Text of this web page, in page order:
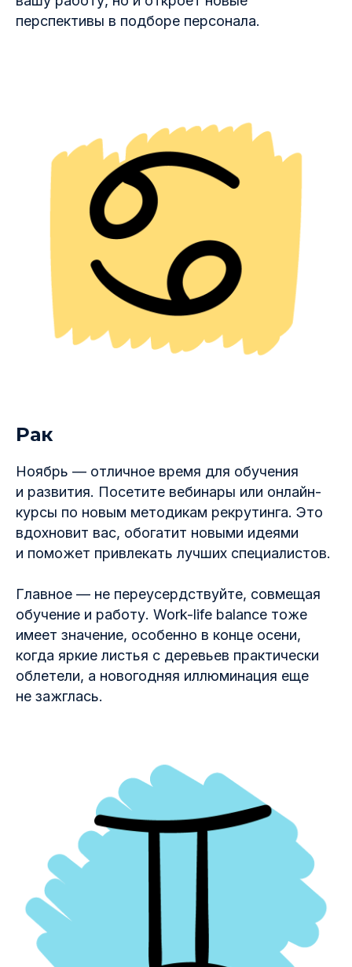
перспективы в подборе персонала.
Рак
Ноябрь — отличное время для обучения
и развития. Посетите вебинары или онлайн-
курсы по новым методикам рекрутинга. Это
вдохновит вас, обогатит новыми идеями
и поможет привлекать лучших специалистов.
Главное — не переусердствуйте, совмещая
обучение и работу. Work-life balance тоже
имеет значение, особенно в конце осени,
когда яркие листья с деревьев практически
облетели, а новогодняя иллюминация еще
не зажглась.